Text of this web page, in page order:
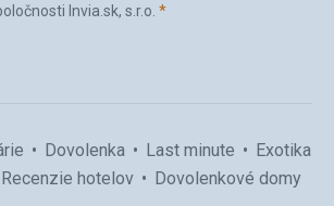
Invia.sk, s.r.o. *(povinné)
Dovolenka Last minute
Exotika
Recenzie hotelov Dovolenkové domy